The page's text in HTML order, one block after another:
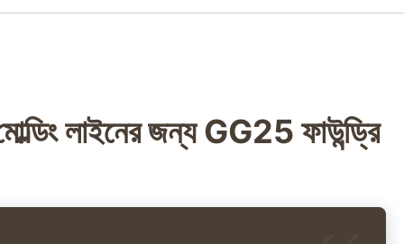
লাইনের জন্য GG25 ফাউন্ড্রি